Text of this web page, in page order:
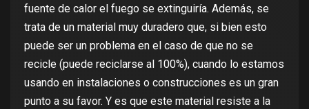
fuente de calor el fuego se extinguiría. Además, se
trata de un material muy duradero que, si bien esto
puede ser un problema en el caso de que no se
recicle (puede reciclarse al 100%), cuando lo estamos
usando en instalaciones o construcciones es un gran
punto a su favor. Y es que este material resiste a la